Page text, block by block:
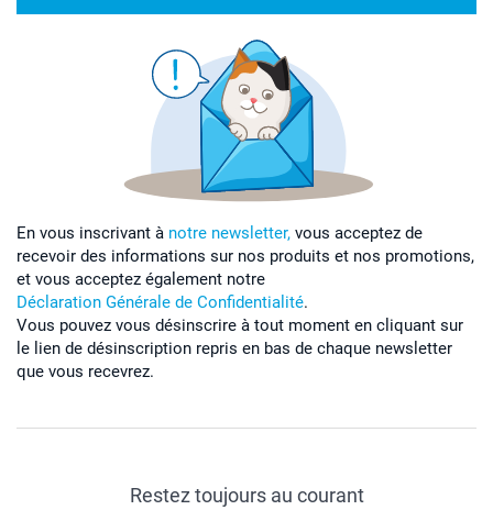
En vous inscrivant à notre newsletter, vous acceptez de
recevoir des informations sur nos produits et nos promotions,
et vous acceptez également notre
Déclaration Générale de Confidentialité.
Vous pouvez vous désinscrire à tout moment en cliquant sur
le lien de désinscription repris en bas de chaque newsletter
que vous recevrez.
Restez toujours au courant